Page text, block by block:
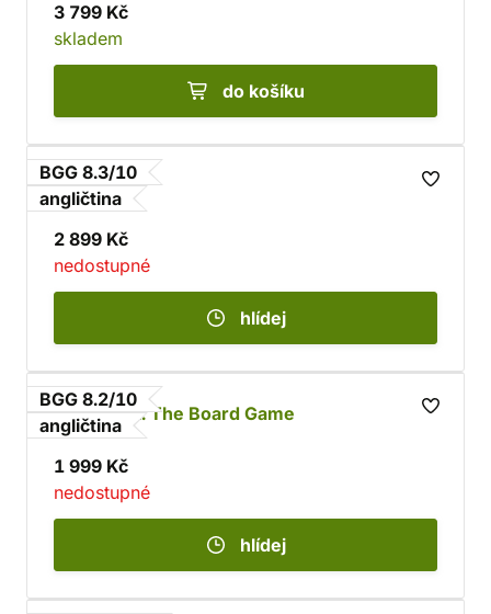
3 799 Kč
skladem
do košíku
BGG 8.3/10
angličtina
Nemesis
2 899 Kč
nedostupné
hlídej
BGG 8.2/10
angličtina
Frostpunk: The Board Game
1 999 Kč
nedostupné
hlídej